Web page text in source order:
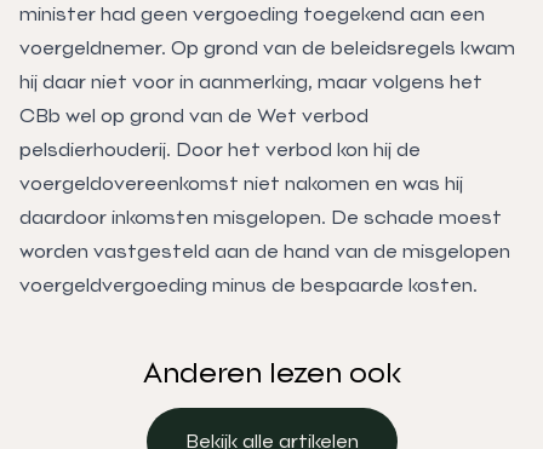
minister had geen vergoeding toegekend aan een
voergeldnemer. Op grond van de beleidsregels kwam
hij daar niet voor in aanmerking, maar volgens het
CBb wel op grond van de Wet verbod
pelsdierhouderij. Door het verbod kon hij de
voergeldovereenkomst niet nakomen en was hij
daardoor inkomsten misgelopen. De schade moest
worden vastgesteld aan de hand van de misgelopen
voergeldvergoeding minus de bespaarde kosten.
Anderen lezen ook
Bekijk alle artikelen